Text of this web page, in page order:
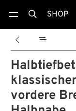
 SHOP
 
vordere